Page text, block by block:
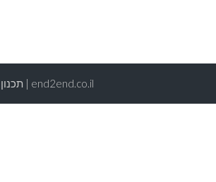
end2end.co.il | תכנון ועיצוב עד הפרט האחרון.